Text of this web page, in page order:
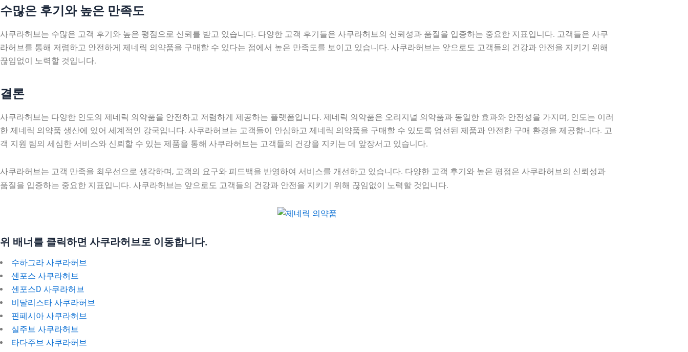
수많은 후기와 높은 만족도
사쿠라허브는 수많은 고객 후기와 높은 평점으로 신뢰를 받고 있습니다. 다양한 고객 후기들은 사쿠라허브의 신뢰성과 품질을 입증하는 중요한 지표입니다. 고객들은 사쿠
라허브를 통해 저렴하고 안전하게 제네릭 의약품을 구매할 수 있다는 점에서 높은 만족도를 보이고 있습니다. 사쿠라허브는 앞으로도 고객들의 건강과 안전을 지키기 위해
끊임없이 노력할 것입니다.
결론
사쿠라허브는 다양한 인도의 제네릭 의약품을 안전하고 저렴하게 제공하는 플랫폼입니다. 제네릭 의약품은 오리지널 의약품과 동일한 효과와 안전성을 가지며, 인도는 이러
한 제네릭 의약품 생산에 있어 세계적인 강국입니다. 사쿠라허브는 고객들이 안심하고 제네릭 의약품을 구매할 수 있도록 엄선된 제품과 안전한 구매 환경을 제공합니다. 고
객 지원 팀의 세심한 서비스와 신뢰할 수 있는 제품을 통해 사쿠라허브는 고객들의 건강을 지키는 데 앞장서고 있습니다.
사쿠라허브는 고객 만족을 최우선으로 생각하며, 고객의 요구와 피드백을 반영하여 서비스를 개선하고 있습니다. 다양한 고객 후기와 높은 평점은 사쿠라허브의 신뢰성과
품질을 입증하는 중요한 지표입니다. 사쿠라허브는 앞으로도 고객들의 건강과 안전을 지키기 위해 끊임없이 노력할 것입니다.
위 배너를 클릭하면 사쿠라허브로 이동합니다.
수하그라 사쿠라허브
센포스 사쿠라허브
센포스D 사쿠라허브
비달리스타 사쿠라허브
핀페시아 사쿠라허브
실주브 사쿠라허브
타다주브 사쿠라허브